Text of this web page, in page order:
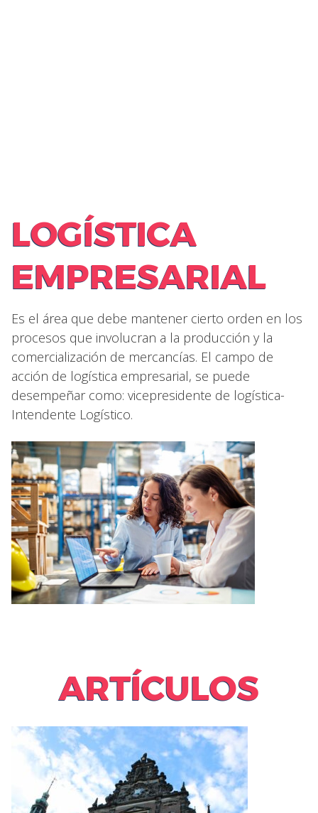
LOGÍSTICA
EMPRESARIAL
Es el área que debe mantener cierto orden en los
procesos que involucran a la producción y la
comercialización de mercancías. El campo de
acción de logística empresarial, se puede
desempeñar como: vicepresidente de logística-
Intendente Logístico.
ARTÍCULOS